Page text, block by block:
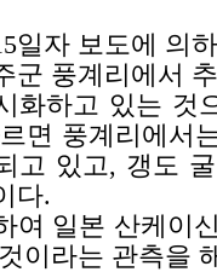
일자 보도에 의
군 풍계리에서
화하고 있는 것
면 풍계리에서
고 있고, 갱도
다.
여 일본 산케이
이라는 관측을